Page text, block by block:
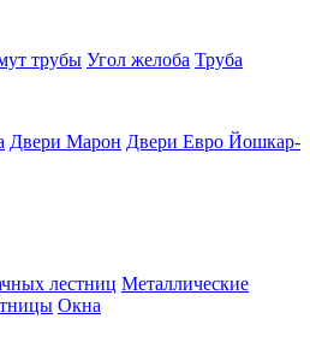
трубы Угол желоба Труба
Двери Марон Двери Евро Йошкар-
лестниц Металлические
Окна